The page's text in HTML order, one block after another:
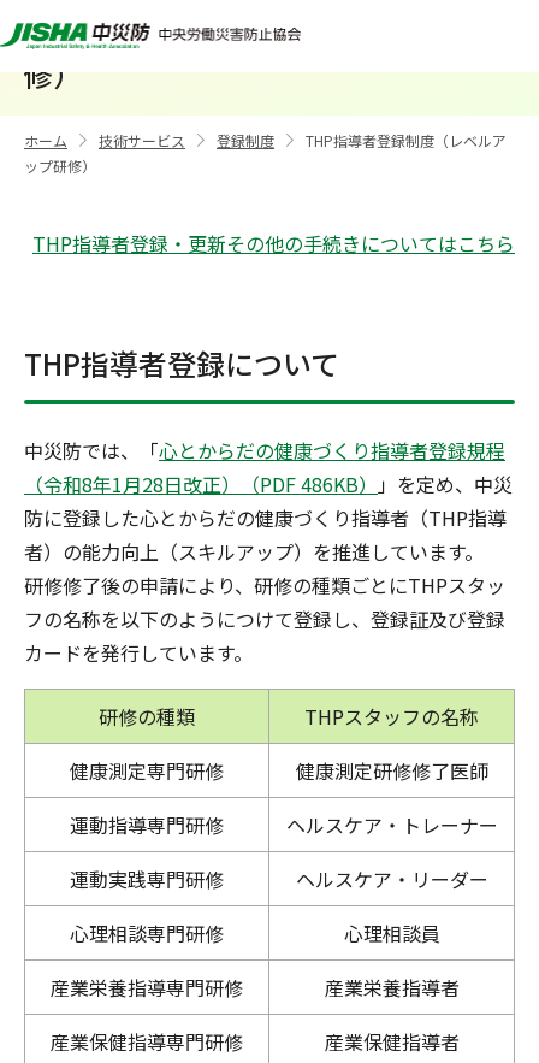
THP指導者登録制度（レベルアップ研
修）
ホーム >技術サービス >登録制度 >
THP指導者登録制度（レベルア
ップ研修）
THP指導者登録・更新その他の手続きについてはこちら
THP指導者登録について
中災防では、「心とからだの健康づくり指導者登録規程
（令和8年1月28日改正）（PDF 486KB） 」を定め、中災
防に登録した心とからだの健康づくり指導者（THP指導
者）の能力向上（スキルアップ）を推進しています。
研修修了後の申請により、研修の種類ごとにTHPスタッ
フの名称を以下のようにつけて登録し、登録証及び登録
カードを発行しています。
研修の種類
THPスタッフの名称
健康測定専門研修
健康測定研修修了医師
運動指導専門研修
ヘルスケア・トレーナー
運動実践専門研修
ヘルスケア・リーダー
心理相談専門研修
心理相談員
産業栄養指導専門研修
産業栄養指導者
産業保健指導専門研修
産業保健指導者